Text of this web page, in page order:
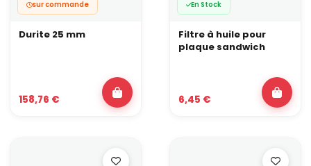
sur commande
Durite 25 mm
158,76 €
En Stock
Filtre à huile pour
plaque sandwich
6,45 €